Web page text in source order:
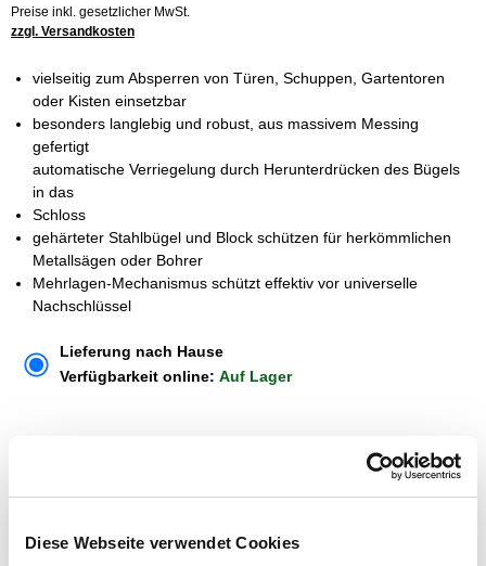
Diese Webseite verwendet Cookies
Preise inkl. gesetzlicher MwSt.
zzgl. Versandkosten
vielseitig zum Absperren von Türen, Schuppen, Gartentoren
oder Kisten einsetzbar
besonders langlebig und robust, aus massivem Messing
gefertigt
automatische Verriegelung durch Herunterdrücken des Bügels
in das
Schloss
gehärteter Stahlbügel und Block schützen für herkömmlichen
Metallsägen oder Bohrer
Mehrlagen-Mechanismus schützt effektiv vor universelle
Nachschlüssel
Lieferung nach Hause
Verfügbarkeit online: Auf Lager
Um Abholung im Markt nutzen zu können, wähle zunächst